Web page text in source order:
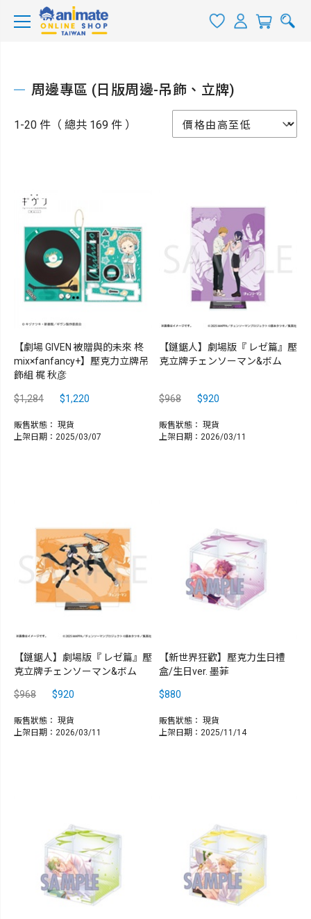
周邊專區 (日版周邊-吊飾、立牌)
1-20 件（ 總共 169 件 ）
【劇場 GIVEN 被贈與的未來 柊
mix×fanfancy+】壓克力立牌吊
飾組 梶 秋彦
$1,284 $1,220
販售狀態： 現貨
上架日期：2025/03/07
【鏈鋸人】劇場版『 レゼ篇』壓
克立牌チェンソーマン&ボム
$968 $920
販售狀態： 現貨
上架日期：2026/03/11
【鏈鋸人】劇場版『 レゼ篇』壓
克立牌チェンソーマン&ボム
$968 $920
販售狀態： 現貨
上架日期：2026/03/11
【新世界狂歡】壓克力生日禮
盒/生日ver. 墨菲
$880
販售狀態： 現貨
上架日期：2025/11/14